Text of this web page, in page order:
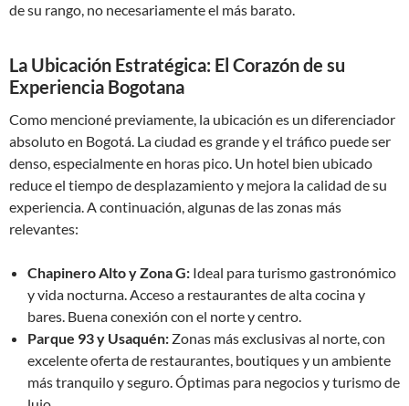
de su rango, no necesariamente el más barato.
La Ubicación Estratégica: El Corazón de su
Experiencia Bogotana
Como mencioné previamente, la ubicación es un diferenciador
absoluto en Bogotá. La ciudad es grande y el tráfico puede ser
denso, especialmente en horas pico. Un hotel bien ubicado
reduce el tiempo de desplazamiento y mejora la calidad de su
experiencia. A continuación, algunas de las zonas más
relevantes:
Chapinero Alto y Zona G: Ideal para turismo gastronómico
y vida nocturna. Acceso a restaurantes de alta cocina y
bares. Buena conexión con el norte y centro.
Parque 93 y Usaquén: Zonas más exclusivas al norte, con
excelente oferta de restaurantes, boutiques y un ambiente
más tranquilo y seguro. Óptimas para negocios y turismo de